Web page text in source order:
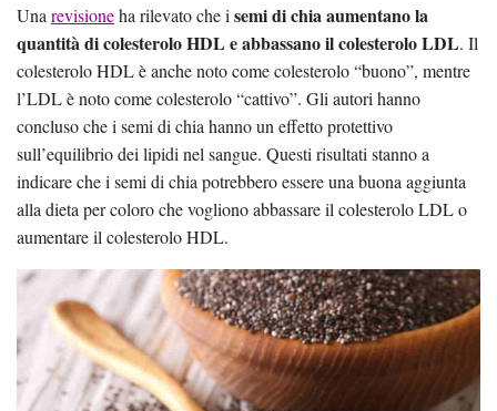
Una revisioneha rilevato che i semi di chia aumentano la
quantità di colesterolo HDL e abbassano il colesterolo LDL. Il
colesterolo HDL è anche noto come colesterolo “buono”, mentre
l’LDL è noto come colesterolo “cattivo”. Gli autori hanno
concluso che i semi di chia hanno un effetto protettivo
sull’equilibrio dei lipidi nel sangue. Questi risultati stanno a
indicare che i semi di chia potrebbero essere una buona aggiunta
alla dieta per coloro che vogliono abbassare il colesterolo LDL o
aumentare il colesterolo HDL.